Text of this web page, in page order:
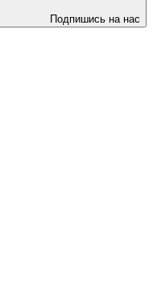
Подпишись на нас